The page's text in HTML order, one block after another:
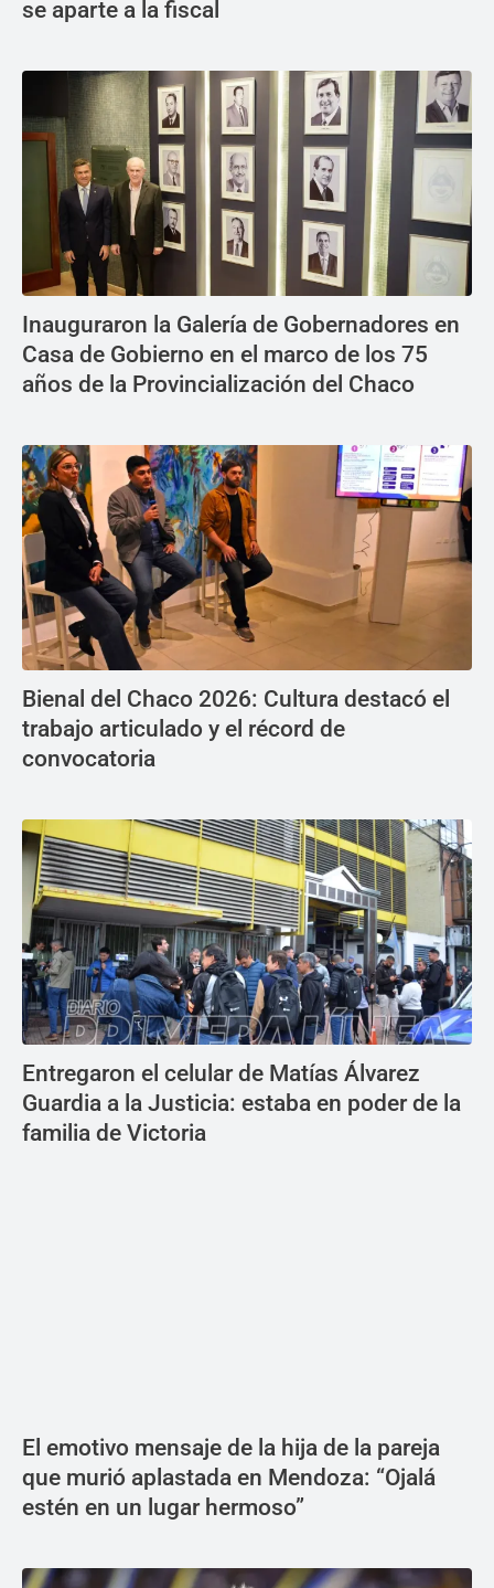
se aparte a la fiscal
Inauguraron la Galería de Gobernadores en
Casa de Gobierno en el marco de los 75
años de la Provincialización del Chaco
Bienal del Chaco 2026: Cultura destacó el
trabajo articulado y el récord de
convocatoria
Entregaron el celular de Matías Álvarez
Guardia a la Justicia: estaba en poder de la
familia de Victoria
El emotivo mensaje de la hija de la pareja
que murió aplastada en Mendoza: “Ojalá
estén en un lugar hermoso”